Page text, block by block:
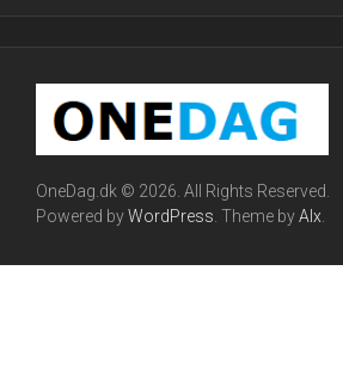
OneDag.dk © 2026. All Rights Reserved.
Powered byWordPress . Theme byAlx